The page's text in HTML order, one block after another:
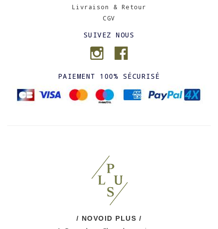
Livraison & Retour
CGV
SUIVEZ NOUS
PAIEMENT 100% SÉCURISÉ
/ NOVOID PLUS /